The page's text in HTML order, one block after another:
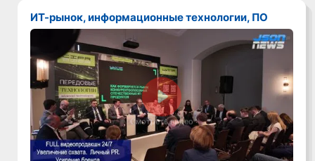
ИТ-рынок, информационные технологии, ПО
Смотреть видео